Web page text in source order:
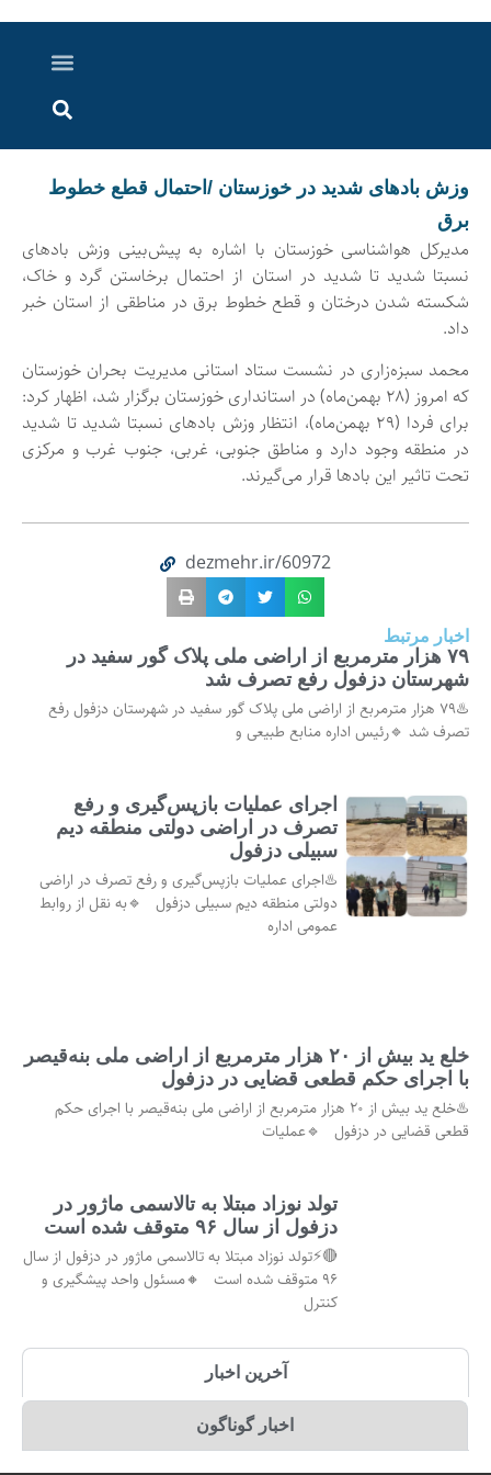
وزش بادهای شدید در خوزستان /احتمال قطع خطوط
برق
مدیرکل هواشناسی خوزستان با اشاره به پیش‌بینی وزش بادهای
نسبتا شدید تا شدید در استان از احتمال برخاستن گرد و خاک،
شکسته شدن درختان و قطع خطوط برق در مناطقی از استان خبر
داد.
محمد سبزه‌زاری در نشست ستاد استانی مدیریت بحران خوزستان
که امروز (۲۸ بهمن‌ماه) در استانداری خوزستان برگزار شد، اظهار کرد:
برای فردا (۲۹ بهمن‌ماه)، انتظار وزش بادهای نسبتا شدید تا شدید
در منطقه وجود دارد و مناطق جنوبی، غربی، جنوب غرب و مرکزی
تحت تاثیر این بادها قرار می‌گیرند.
dezmehr.ir/60972
اخبار مرتبط
۷۹ هزار مترمربع از اراضی ملی پلاک گور سفید در
شهرستان دزفول رفع تصرف شد
♨️۷۹ هزار مترمربع از اراضی ملی پلاک گور سفید در شهرستان دزفول رفع
تصرف شد 🔹رئیس اداره منابع طبیعی و
اجرای عملیات بازپس‌گیری و رفع
تصرف در اراضی دولتی منطقه دیم
سبیلی دزفول
♨️اجرای عملیات بازپس‌گیری و رفع تصرف در اراضی
دولتی منطقه دیم سبیلی دزفول 🔹به نقل از روابط
عمومی اداره
خلع ید بیش از ۲۰ هزار مترمربع از اراضی ملی بنه‌قیصر
با اجرای حکم قطعی قضایی در دزفول
♨️خلع ید بیش از ۲۰ هزار مترمربع از اراضی ملی بنه‌قیصر با اجرای حکم
قطعی قضایی در دزفول 🔹عملیات
تولد نوزاد مبتلا به تالاسمی ماژور در
دزفول از سال ۹۶ متوقف شده است
🔴⚡تولد نوزاد مبتلا به تالاسمی ماژور در دزفول از سال
۹۶ متوقف شده است 🔸مسئول واحد پیشگیری و
کنترل
آخرین اخبار
اخبار گوناگون